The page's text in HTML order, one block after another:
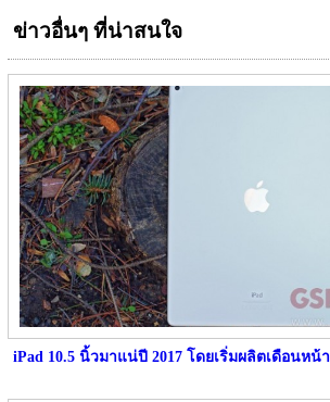
ข่าวอื่นๆ ที่น่าสนใจ
iPad 10.5 นิ้วมาแน่ปี 2017 โดยเริ่มผลิตเดือนหน้า